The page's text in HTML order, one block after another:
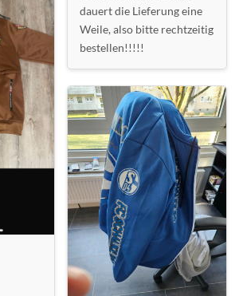
dauert die Lieferung eine
Weile, also bitte rechtzeitig
bestellen!!!!!